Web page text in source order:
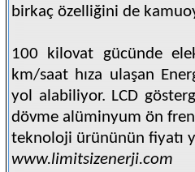
birkaç özelliğini de
100 kilovat gücünde
km/saat hıza ulaşan
yol alabiliyor. LCD
dövme alüminyum ön
teknoloji ürününün fiyatı
www.limitsizenerji.com